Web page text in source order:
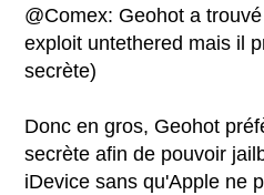
@Comex: Geohot a
exploit untethered mais il
secrète)
Donc en gros, Geohot
secrète afin de pouvoir
iDevice sans qu'Apple ne